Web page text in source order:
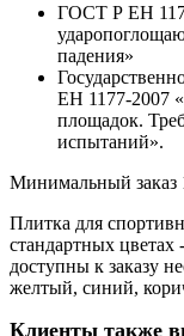
ГОСТ Р ЕН
падения»
ЕН 1177-2007
площадок.
испытаний».
Минимальный заказ
Плитка для
стандартных
доступны к заказу
желтый, синий,
Клиенты также